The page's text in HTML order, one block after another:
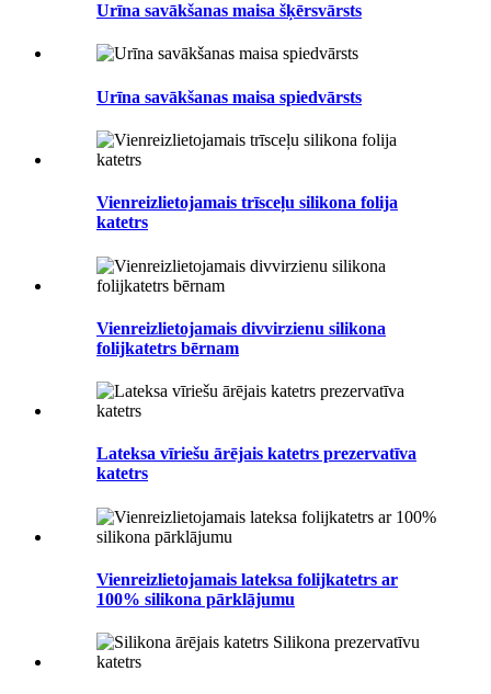
Urīna savākšanas maisa šķērsvārsts
Urīna savākšanas maisa spiedvārsts
Vienreizlietojamais trīsceļu silikona folija
katetrs
Vienreizlietojamais divvirzienu silikona
folijkatetrs bērnam
Lateksa vīriešu ārējais katetrs prezervatīva
katetrs
Vienreizlietojamais lateksa folijkatetrs ar
100% silikona pārklājumu